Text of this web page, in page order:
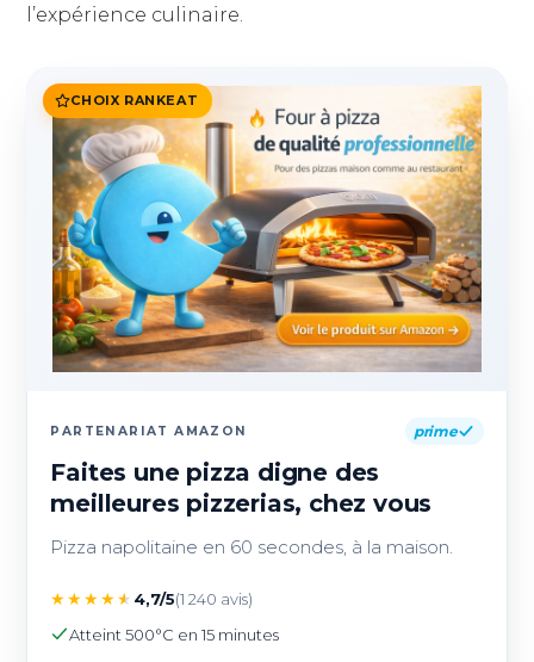
l’expérience culinaire.
CHOIX RANKEAT
PARTENARIAT AMAZON prime
Faites une pizza digne des
meilleures pizzerias, chez vous
Pizza napolitaine en 60 secondes, à la maison.
★★★★★ 4,7/5(1 240 avis)
Atteint 500°C en 15 minutes